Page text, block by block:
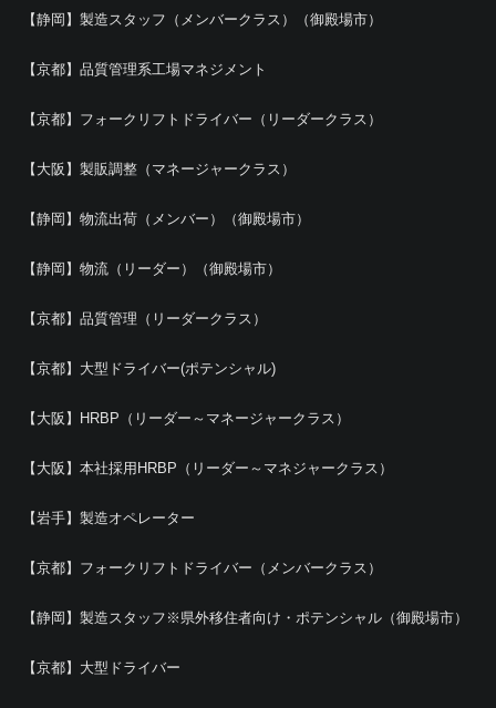
【静岡】製造スタッフ（メンバークラス）（御殿場市）
【京都】品質管理系工場マネジメント
【京都】フォークリフトドライバー（リーダークラス）
【大阪】製販調整（マネージャークラス）
【静岡】物流出荷（メンバー）（御殿場市）
【静岡】物流（リーダー）（御殿場市）
【京都】品質管理（リーダークラス）
【京都】大型ドライバー(ポテンシャル)
【大阪】HRBP（リーダー～マネージャークラス）
【大阪】本社採用HRBP（リーダー～マネジャークラス）
【岩手】製造オペレーター
【京都】フォークリフトドライバー（メンバークラス）
【静岡】製造スタッフ※県外移住者向け・ポテンシャル（御殿場市）
【京都】大型ドライバー